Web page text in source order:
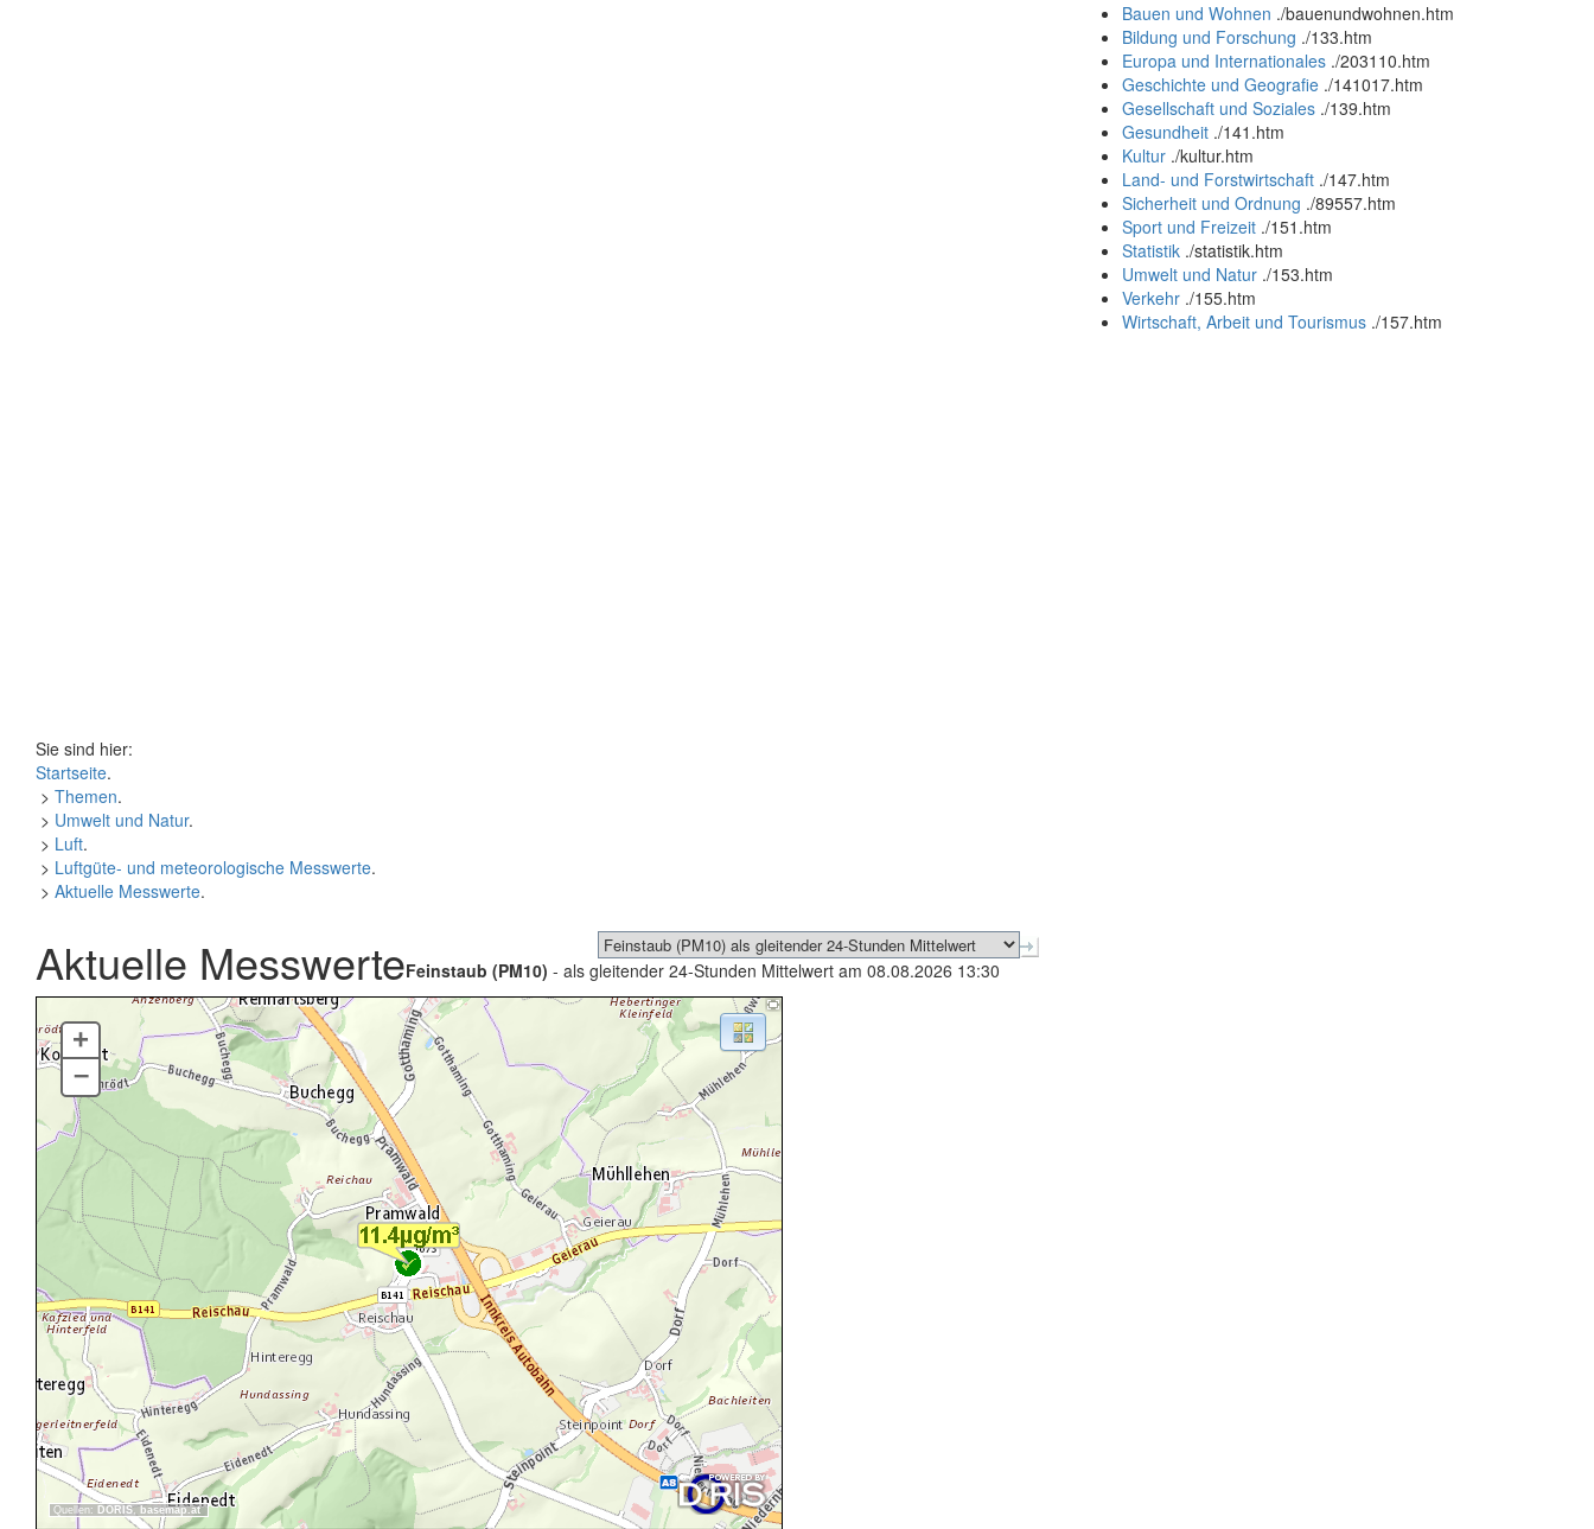
Bauen und Wohnen ./bauenundwohnen.htm
Bildung und Forschung ./133.htm
Europa und Internationales ./203110.htm
Geschichte und Geografie ./141017.htm
Gesellschaft und Soziales ./139.htm
Gesundheit ./141.htm
Kultur ./kultur.htm
Land- und Forstwirtschaft ./147.htm
Sicherheit und Ordnung ./89557.htm
Sport und Freizeit ./151.htm
Statistik ./statistik.htm
Umwelt und Natur ./153.htm
Verkehr ./155.htm
Wirtschaft, Arbeit und Tourismus ./157.htm
Sie sind hier:
Startseite.
> Themen.
> Umwelt und Natur.
> Luft.
> Luftgüte- und meteorologische Messwerte.
> Aktuelle Messwerte.
Aktuelle MesswerteFeinstaub (PM10) - als gleitender 24-Stunden Mittelwert am 08.08.2026 13:30
Quellen: DORIS, basemap.at
+
–